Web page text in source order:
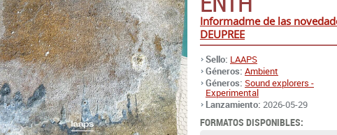
Informadme de las
DEUPREE
Sello: LAAPS
Géneros: Ambient
Géneros: Sound explorers -
Experimental
Lanzamiento: 2026-05-29
FORMATOS DISPONIBLES: